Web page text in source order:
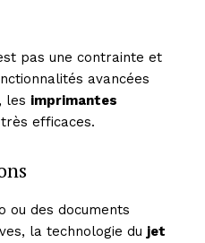
pas une contrainte et
avancées
les imprimantes
efficaces.
ou des documents
la technologie du jet